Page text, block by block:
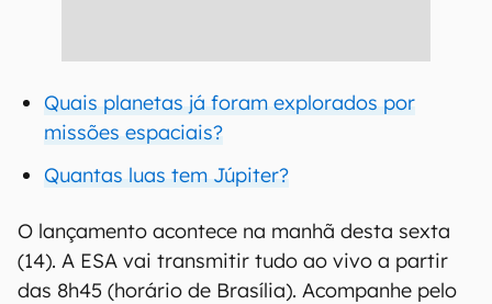
Quais planetas já foram explorados por
missões espaciais?
Quantas luas tem Júpiter?
O lançamento acontece na manhã desta sexta
(14). A ESA vai transmitir tudo ao vivo a partir
das 8h45 (horário de Brasília). Acompanhe pelo